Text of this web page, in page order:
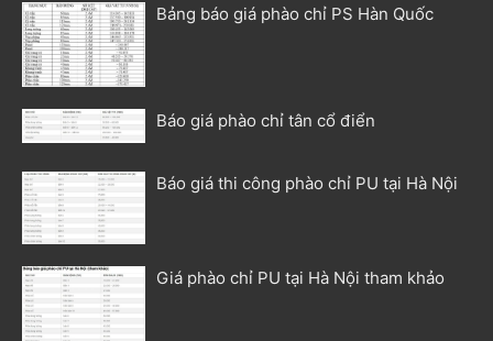
Bảng báo giá phào chỉ PS Hàn Quốc
Báo giá phào chỉ tân cổ điển
Báo giá thi công phào chỉ PU tại Hà Nội
Giá phào chỉ PU tại Hà Nội tham khảo